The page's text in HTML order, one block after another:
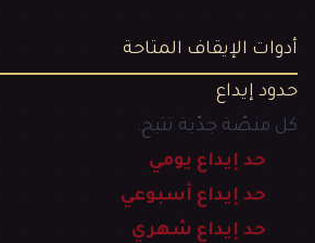
أدوات الإيقاف المتاحة
حدود إيداع
كل منصّة جدّية تتيح:
حد إيداع يومي
حد إيداع أسبوعي
حد إيداع شهري